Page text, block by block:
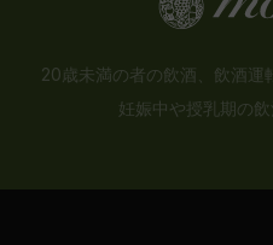
20歳未満の者の飲酒、飲酒運
妊娠中や授乳期の飲